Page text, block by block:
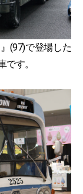
(97)で登場した
す。